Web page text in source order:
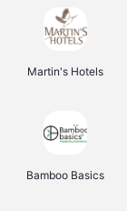
Martin's Hotels
Bamboo Basics